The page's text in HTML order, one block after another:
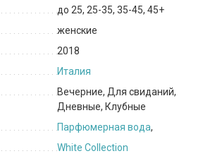
до 25, 25-35, 35-45, 45+
женские
2018
Италия
Вечерние, Для свиданий,
Дневные, Клубные
Парфюмерная вода,
White Collection